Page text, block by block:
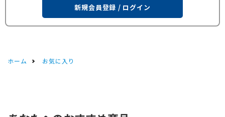
新規会員登録 / ログイン
ホーム お気に入り